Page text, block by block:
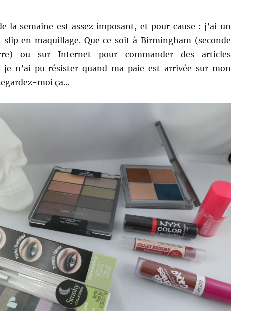
la semaine est assez imposant, et pour cause : j’ai un
slip en maquillage. Que ce soit à Birmingham (seconde
ou sur Internet pour commander des articles
n’ai pu résister quand ma paie est arrivée sur mon
moi ça…